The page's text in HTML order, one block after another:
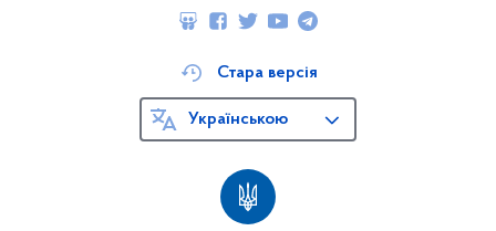
Стара версія
Українською